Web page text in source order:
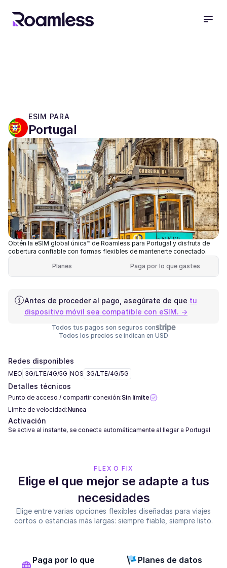
ESIM PARA
Portugal
Obtén la eSIM global única™ de Roamless para Portugal y disfruta de
cobertura confiable con formas flexibles de mantenerte conectado.
Planes
Paga por lo que gastes
Antes de proceder al pago, asegúrate de que tu
dispositivo móvil sea compatible con eSIM. →
Todos tus pagos son seguros con
Todos los precios se indican en USD
Redes disponibles
MEO 3G/LTE/4G/5G NOS 3G/LTE/4G/5G
Detalles técnicos
Punto de acceso / compartir conexión:Sin límite
Límite de velocidad:Nunca
Activación
Se activa al instante, se conecta automáticamente al llegar a Portugal
FLEX O FIX
Elige el que mejor se adapte a tus
necesidades
Elige entre varias opciones flexibles diseñadas para viajes
cortos o estancias más largas: siempre fiable, siempre listo.
Paga por lo que
Planes de datos